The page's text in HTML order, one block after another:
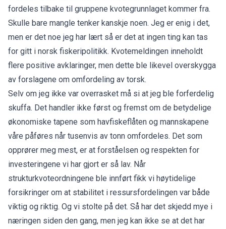
fordeles tilbake til gruppene kvotegrunnlaget kommer fra.
Skulle bare mangle tenker kanskje noen. Jeg er enig i det,
men er det noe jeg har lært så er det at ingen ting kan tas
for gitt i norsk fiskeripolitikk. Kvotemeldingen inneholdt
flere positive avklaringer, men dette ble likevel overskygga
av forslagene om omfordeling av torsk.
Selv om jeg ikke var overrasket må si at jeg ble forferdelig
skuffa. Det handler ikke først og fremst om de betydelige
økonomiske tapene som havfiskeflåten og mannskapene
våre påføres når tusenvis av tonn omfordeles. Det som
opprører meg mest, er at forståelsen og respekten for
investeringene vi har gjort er så lav. Når
strukturkvoteordningene ble innført fikk vi høytidelige
forsikringer om at stabilitet i ressursfordelingen var både
viktig og riktig. Og vi stolte på det. Så har det skjedd mye i
næringen siden den gang, men jeg kan ikke se at det har